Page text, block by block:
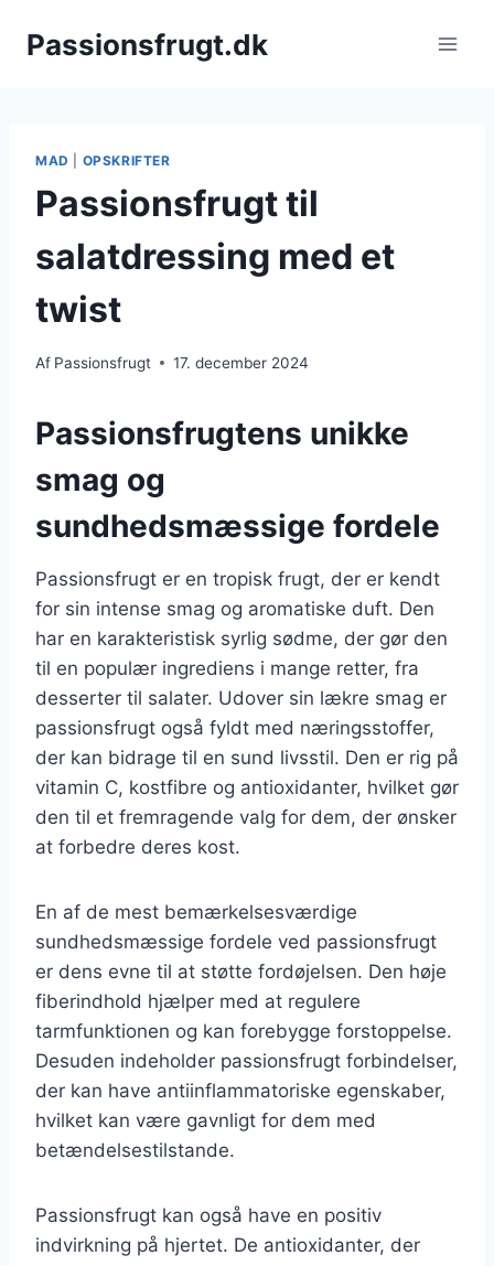
Passionsfrugt.dk
MAD OPSKRIFTER
Passionsfrugt til
salatdressing med et
twist
Af Passionsfrugt 17. december 2024
Passionsfrugtens unikke
smag og
sundhedsmæssige fordele
Passionsfrugt er en tropisk frugt, der er kendt
for sin intense smag og aromatiske duft. Den
har en karakteristisk syrlig sødme, der gør den
til en populær ingrediens i mange retter, fra
desserter til salater. Udover sin lækre smag er
passionsfrugt også fyldt med næringsstoffer,
der kan bidrage til en sund livsstil. Den er rig på
vitamin C, kostfibre og antioxidanter, hvilket gør
den til et fremragende valg for dem, der ønsker
at forbedre deres kost.
En af de mest bemærkelsesværdige
sundhedsmæssige fordele ved passionsfrugt
er dens evne til at støtte fordøjelsen. Den høje
fiberindhold hjælper med at regulere
tarmfunktionen og kan forebygge forstoppelse.
Desuden indeholder passionsfrugt forbindelser,
der kan have antiinflammatoriske egenskaber,
hvilket kan være gavnligt for dem med
betændelsestilstande.
Passionsfrugt kan også have en positiv
indvirkning på hjertet. De antioxidanter, der